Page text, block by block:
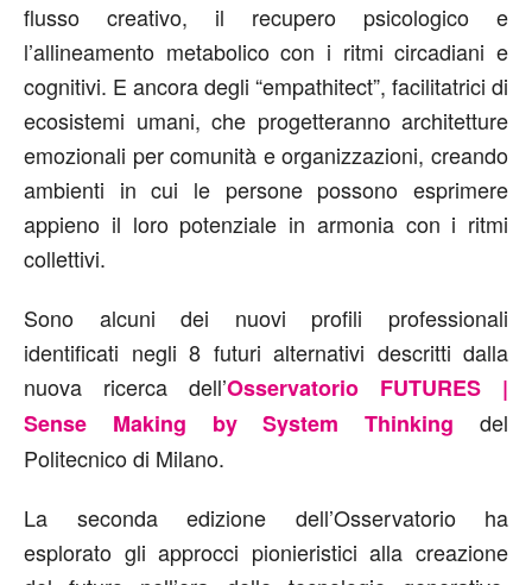
flusso creativo, il recupero psicologico e
l’allineamento metabolico con i ritmi circadiani e
cognitivi. E ancora degli “empathitect”, facilitatrici di
ecosistemi umani, che progetteranno architetture
emozionali per comunità e organizzazioni, creando
ambienti in cui le persone possono esprimere
appieno il loro potenziale in armonia con i ritmi
collettivi.
Sono alcuni dei nuovi profili professionali
identificati negli 8 futuri alternativi descritti dalla
nuova ricerca dell’Osservatorio FUTURES |
Sense Making by System Thinking del
Politecnico di Milano.
La seconda edizione dell’Osservatorio ha
esplorato gli approcci pionieristici alla creazione